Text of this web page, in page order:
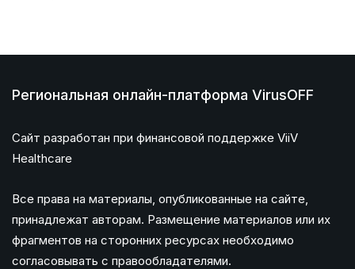
Региональная онлайн-платформа VirusOFF
Сайт разработан при финансовой поддержке ViiV
Healthcare
Все права на материалы, опубликованные на сайте,
принадлежат авторам. Размещение материалов или их
фрагментов на сторонних ресурсах необходимо
согласовывать с правообладателями.